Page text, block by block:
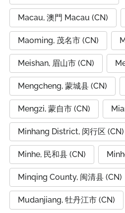
Macau, 澳門 Macau (CN)
Maoming, 茂名市 (CN)
Meishan, 眉山市 (CN)
Mengcheng, 蒙城县 (CN)
Mengzi, 蒙自市 (CN)
Minhang District, 闵行区 (CN)
Minhe, 民和县 (CN)
Minqing County, 闽清县 (CN)
Mudanjiang, 牡丹江市 (CN)